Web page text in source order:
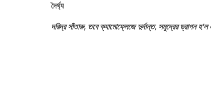
দৈর্ঘ্য
দরিদ্র সাঁতারু, তবে ক্যামোফ্লেজে দুর্দান্ত, সমুদ্রের ড্রাগন